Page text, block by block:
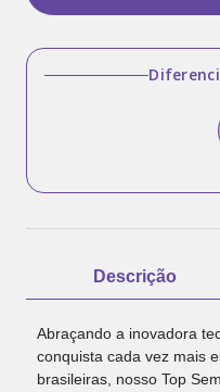
Descrição
Abraçando a inovadora
conquista cada vez mais
brasileiras, nosso Top